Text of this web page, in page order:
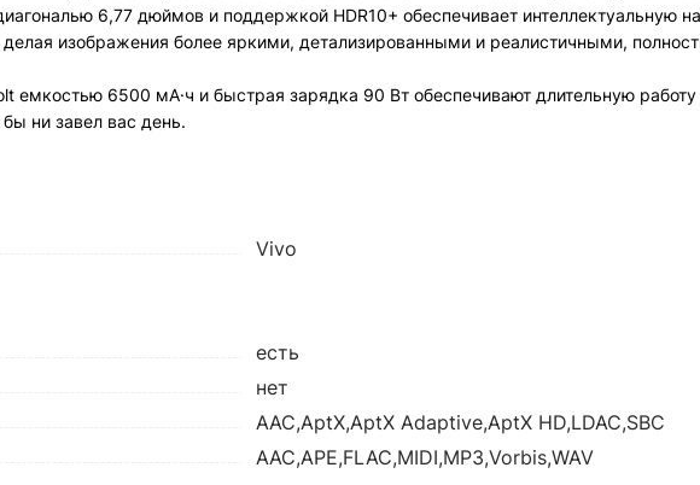
6,77 дюймов и поддержкой HDR10+ обеспечивает интеллектуальную
изображения более яркими, детализированными и реалистичными,
емкостью 6500 мА·ч и быстрая зарядка 90 Вт обеспечивают длительную
ни завел вас день.
Vivo
есть
нет
AAC,AptX,AptX Adaptive,AptX HD,LDAC,SBC
AAC,APE,FLAC,MIDI,MP3,Vorbis,WAV